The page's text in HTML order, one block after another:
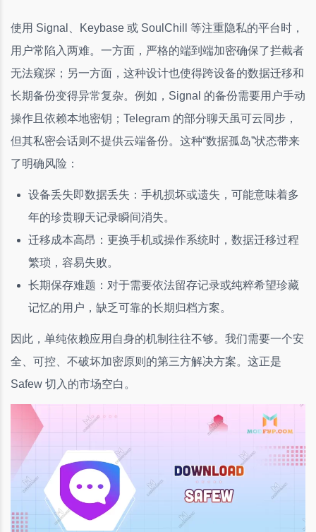
使用 Signal、Keybase 或 SoulChill 等注重隐私的平台时，
用户常陷入两难。一方面，严格的端到端加密确保了拦截者
无法窥探；另一方面，这种设计也使得跨设备的数据迁移和
长期备份变得异常复杂。例如，Signal 的备份需要用户手动
操作且依赖本地密钥；Telegram 的部分聊天虽可云同步，
但其私密会话则不提供云端备份。这种“数据孤岛”状态带来
了明确风险：
设备丢失即数据丢失：手机损坏或遗失，可能意味着多
年的珍贵聊天记录瞬间消失。
迁移成本高昂：更换手机或操作系统时，数据迁移过程
繁琐，容易失败。
长期保存难题：对于需要依法留存记录或纯粹希望珍藏
记忆的用户，缺乏可靠的长期归档方案。
因此，单纯依赖应用自身的机制往往不够。我们需要一个安
全、可控、不破坏加密原则的第三方解决方案。这正是
Safew 切入的市场空白。